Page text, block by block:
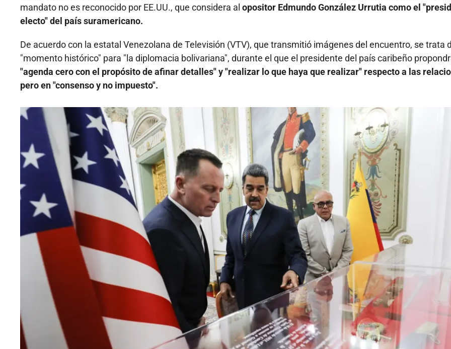
mandato no es reconocido por EE.UU., que considera al opositor Edmundo González Urrutia como el
electo" del país suramericano.
De acuerdo con la estatal Venezolana de Televisión (VTV), que transmitió imágenes del encuentro, se trata
"momento histórico" para "la diplomacia bolivariana", durante el que el presidente del país caribeño
"agenda cero con el propósito de afinar detalles" y "realizar lo que haya que realizar" respecto a las
pero en "consenso y no impuesto".